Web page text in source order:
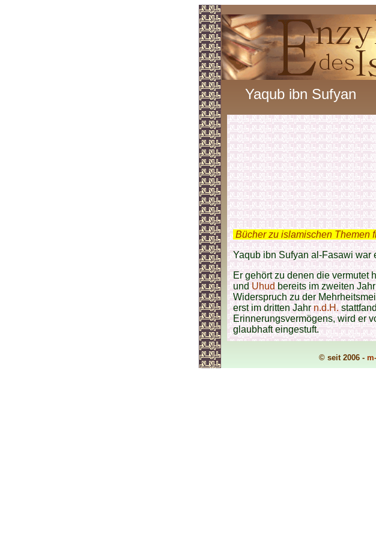
Yaqub ibn Sufyan
Bücher zu islamischen Themen
Yaqub ibn Sufyan al-Fasawi war
Er gehört zu denen die vermutet
undUhudbereits im zweiten
Widerspruch zu der
erst im dritten Jahrn.d.H.
Erinnerungsvermögens, wird er
glaubhaft eingestuft.
© seit 2006 -